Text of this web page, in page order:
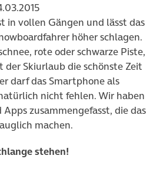
in vollen Gängen und lässt das
höher schlagen.
rote oder schwarze Piste,
der Skiurlaub die schönste Zeit
darf das Smartphone als
nicht fehlen. Wir haben
zusammengefasst, die das
machen.
stehen!